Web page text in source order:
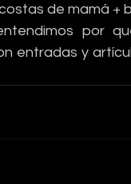
de mamá +
por
entradas y